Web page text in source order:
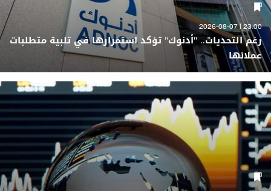
23:00 | 2026-08-07
رغم التحديات.. "أدنوك" تؤكد استمرارها في تلبية متطلبات
عملائها